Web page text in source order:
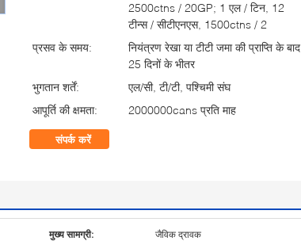
2500ctns / 20GP; 1 एल / टिन, 12
टीन्स / सीटीएनएस, 1500ctns / 2
प्रसव के समय:
नियंत्रण रेखा या टीटी जमा की प्राप्ति के बाद
25 दिनों के भीतर
भुगतान शर्तें:
एल/सी, टी/टी, पश्चिमी संघ
आपूर्ति की क्षमता:
2000000cans प्रति माह
संपर्क करें
मुख्य सामग्री: जैविक द्रावक